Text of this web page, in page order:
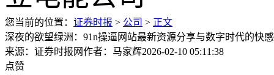
您当前的位置： 证券时报 > 公司 > 正文
深夜的欲望绿洲：91n操逼网站最新资源分享与数字时代的快
来源：证券时报网作者：马家辉2026-02-10 05:11:38
点赞